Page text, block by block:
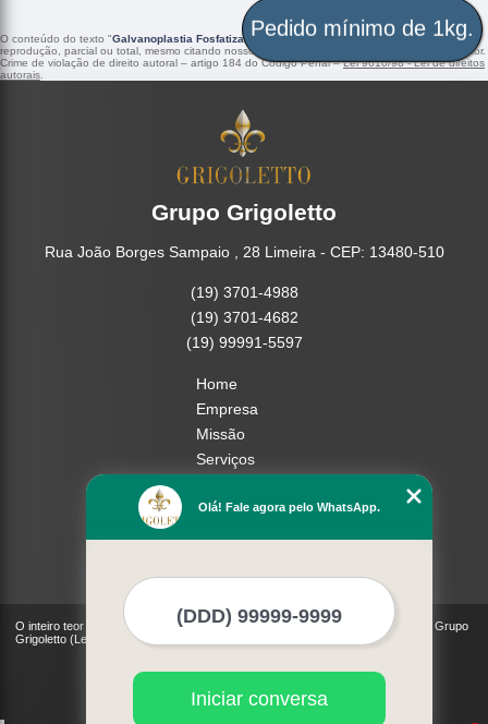
O conteúdo do texto "Galvanoplastia Fosfatização Porto Alegre" é de direito reservado. Sua
reprodução, parcial ou total, mesmo citando nossos links, é proibida sem a autorização do autor.
Crime de violação de direito autoral – artigo 184 do Código Penal –Lei 9610/98 - Lei de direitos
autorais
Grupo Grigoletto
Rua João Borges Sampaio , 28 Limeira - CEP: 13480-510
(19) 3701-4988
(19) 3701-4682
(19) 99991-5597
Home
Empresa
Missão
Serviços
Mapa do site
O inteiro teor deste site está sujeito à proteção de direitos autorais. Copyright© Grupo
Grigoletto (Lei 9610 de 19/02/1998)
Olá! Fale agora pelo WhatsApp.
Iniciar conversa
Pedido mínimo de 1kg.